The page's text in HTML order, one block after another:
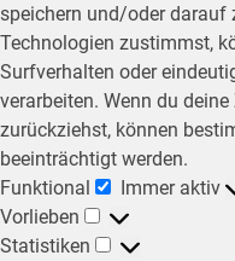
speichern und/oder darauf
Technologien zustimmst,
Surfverhalten oder
verarbeiten. Wenn du
zurückziehst, können
beeinträchtigt werden.
Funktional
Immer aktiv
Vorlieben
Statistiken